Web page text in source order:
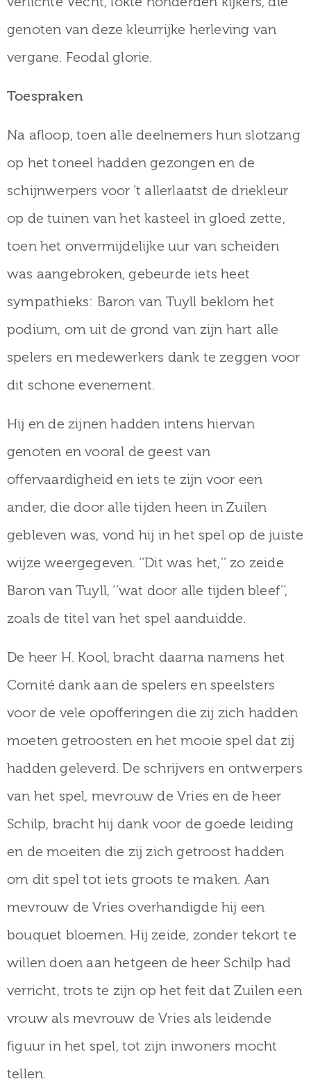
genoten van deze kleurrijke herleving van
vergane. Feodal glorie.
Toespraken
Na afloop, toen alle deelnemers hun slotzang
op het toneel hadden gezongen en de
schijnwerpers voor ’t allerlaatst de driekleur
op de tuinen van het kasteel in gloed zette,
toen het onvermijdelijke uur van scheiden
was aangebroken, gebeurde iets heet
sympathieks: Baron van Tuyll beklom het
podium, om uit de grond van zijn hart alle
spelers en medewerkers dank te zeggen voor
dit schone evenement.
Hij en de zijnen hadden intens hiervan
genoten en vooral de geest van
offervaardigheid en iets te zijn voor een
ander, die door alle tijden heen in Zuilen
gebleven was, vond hij in het spel op de juiste
wijze weergegeven. ‘‘Dit was het,’’ zo zeide
Baron van Tuyll, ‘‘wat door alle tijden bleef’’,
zoals de titel van het spel aanduidde.
De heer H. Kool, bracht daarna namens het
Comité dank aan de spelers en speelsters
voor de vele opofferingen die zij zich hadden
moeten getroosten en het mooie spel dat zij
hadden geleverd. De schrijvers en ontwerpers
van het spel, mevrouw de Vries en de heer
Schilp, bracht hij dank voor de goede leiding
en de moeiten die zij zich getroost hadden
om dit spel tot iets groots te maken. Aan
mevrouw de Vries overhandigde hij een
bouquet bloemen. Hij zeide, zonder tekort te
willen doen aan hetgeen de heer Schilp had
verricht, trots te zijn op het feit dat Zuilen een
vrouw als mevrouw de Vries als leidende
figuur in het spel, tot zijn inwoners mocht
tellen.